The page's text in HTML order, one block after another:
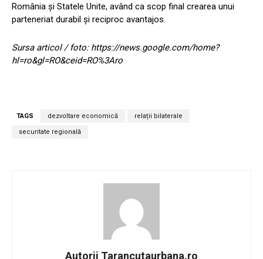
România și Statele Unite, având ca scop final crearea unui
parteneriat durabil și reciproc avantajos.
Sursa articol / foto: https://news.google.com/home?
hl=ro&gl=RO&ceid=RO%3Aro
TAGS dezvoltare economică relații bilaterale
securitate regională
Autorii Tarancutaurbana.ro